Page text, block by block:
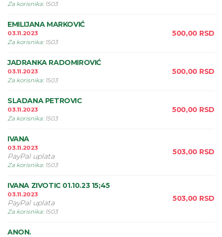
Za korisnika: 1503
EMILIJANA MARKOVIĆ
03.11.2023
Za korisnika: 1503
500,00 RSD
JADRANKA RADOMIROVIĆ
03.11.2023
Za korisnika: 1503
500,00 RSD
SLADANA PETROVIC
03.11.2023
Za korisnika: 1503
500,00 RSD
IVANA
03.11.2023
PayPal uplata
Za korisnika: 1503
503,00 RSD
IVANA ZIVOTIC 01.10.23 15;45
03.11.2023
PayPal uplata
Za korisnika: 1503
503,00 RSD
ANON.